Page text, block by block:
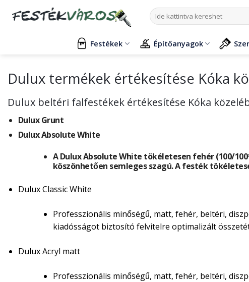
Keresés
a
Festékek Építőanyagok
Dulux termékek értékesítése Kóka
Dulux beltéri falfestékek értékesítése Kóka
Dulux Grunt
Dulux Absolute White
A Dulux Absolute White tökéletesen fehér (100/
köszönhetően semleges szagú. A festék
Dulux Classic White
Professzionális minőségű, matt, fehér, beltéri,
kiadósságot biztosító felvitelre optimalizált
Dulux Acryl matt
Professzionális minőségű, matt, fehér, beltéri,